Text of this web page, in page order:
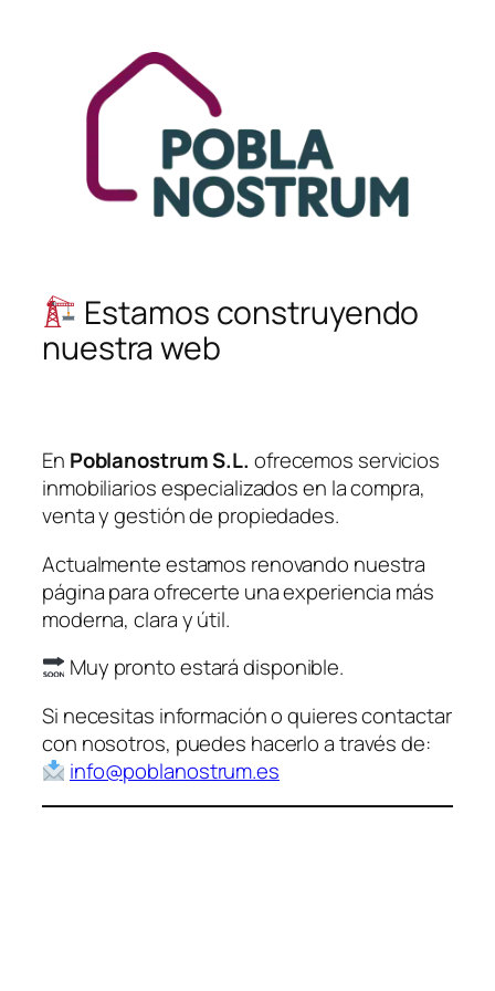
Estamos construyendo
nuestra web
En Poblanostrum S.L. ofrecemos servicios
inmobiliarios especializados en la compra,
venta y gestión de propiedades.
Actualmente estamos renovando nuestra
página para ofrecerte una experiencia más
moderna, clara y útil.
Muy pronto estará disponible.
Si necesitas información o quieres contactar
con nosotros, puedes hacerlo a través de:
info@poblanostrum.es